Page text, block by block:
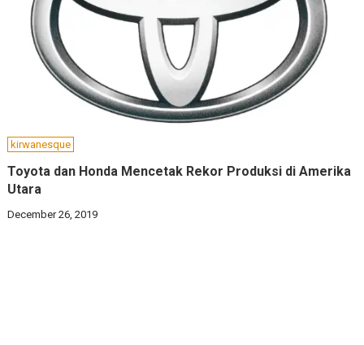
kirwanesque
Toyota dan Honda Mencetak Rekor Produksi di Amerika
Utara
December 26, 2019